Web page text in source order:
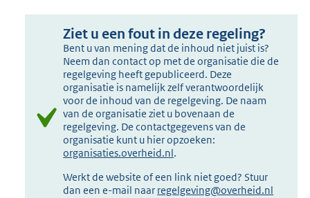
Ziet u een fout in deze regeling?
Bent u van mening dat de inhoud niet juist is?
Neem dan contact op met de organisatie die de
regelgeving heeft gepubliceerd. Deze
organisatie is namelijk zelf verantwoordelijk
voor de inhoud van de regelgeving. De naam
van de organisatie ziet u bovenaan de
regelgeving. De contactgegevens van de
organisatie kunt u hier opzoeken:
organisaties.overheid.nl.
Werkt de website of een link niet goed? Stuur
dan een e-mail naar regelgeving@overheid.nl